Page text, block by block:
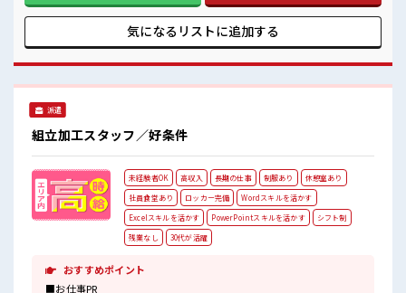
定有)≪ラクラク制服アリ≫ 制服があるので、 毎日の服装の
悩み解消♪ ≪未経験でも活躍できる≫ 新しいことにチャレン
ジするのは不安だけど、 しっかり働く環境が整っています！
自分に向いている仕事が探せる≫ 困った事などがあれば、 担
当がしっかりサポートします！ ■職場の雰囲気 “コジンマ
あり！ オンオフの切替もできちゃう！
気になるリストに追加する
派遣
組立加工スタッフ／好条件
未経験者OK 高収入 長期の仕事 制服あり
休憩室あり
社員食堂あり
ロッカー完備
Wordスキルを活かす
Excelスキルを活かす
PowerPointスキルを活かす
シフト制
残業なし
30代が活躍
おすすめポイント
■お仕事PR